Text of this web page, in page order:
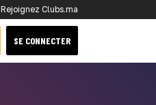
Rejoignez Clubs.ma
SE CONNECTER